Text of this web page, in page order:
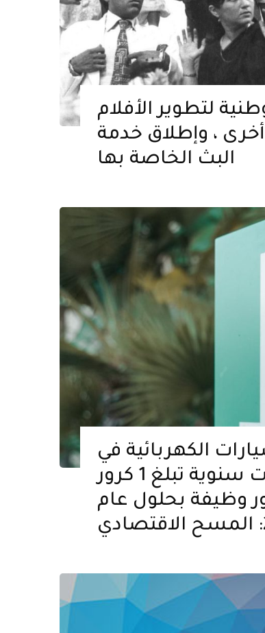
لتطوير الأفلام
أخرى ، وإطلاق خدمة
البث الخاصة بها
الكهربائية في
الهند علامة مبيعات سنوية تبلغ 1 كرور
، ويخلق 5 كرور وظيفة بحلول عام